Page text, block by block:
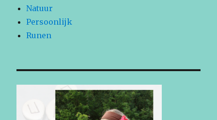
Natuur
Persoonlijk
Runen